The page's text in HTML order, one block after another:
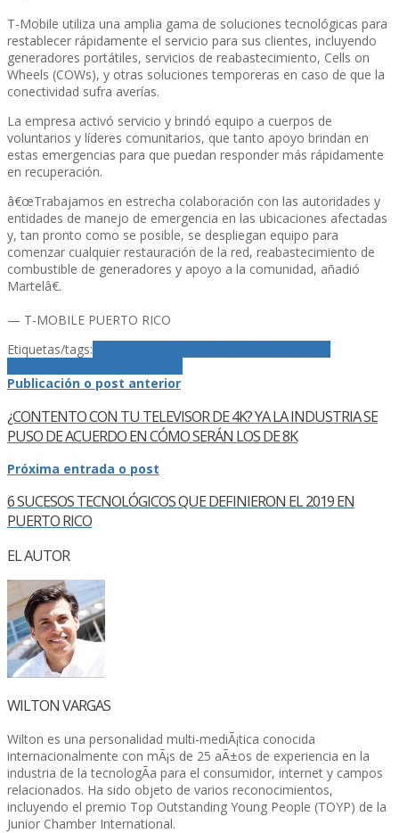
T-Mobile utiliza una amplia gama de soluciones tecnológicas para
restablecer rápidamente el servicio para sus clientes, incluyendo
generadores portátiles, servicios de reabastecimiento, Cells on
Wheels (COWs), y otras soluciones temporeras en caso de que la
conectividad sufra averí­as.
La empresa activó servicio y brindó equipo a cuerpos de
voluntarios y lí­deres comunitarios, que tanto apoyo brindan en
estas emergencias para que puedan responder más rápidamente
en recuperación.
â€œTrabajamos en estrecha colaboración con las autoridades y
entidades de manejo de emergencia en las ubicaciones afectadas
y, tan pronto como se posible, se despliegan equipo para
comenzar cualquier restauración de la red, reabastecimiento de
combustible de generadores y apoyo a la comunidad, añadió
Martelâ€.
— T-MOBILE PUERTO RICO
Etiquetas/tags:
Publicación o post anterior
¿CONTENTO CON TU TELEVISOR DE 4K? YA LA INDUSTRIA SE
PUSO DE ACUERDO EN CÓMO SERÁN LOS DE 8K
Próxima entrada o post
6 SUCESOS TECNOLÓGICOS QUE DEFINIERON EL 2019 EN
PUERTO RICO
EL AUTOR
WILTON VARGAS
Wilton es una personalidad multi-mediÃ¡tica conocida
internacionalmente con mÃ¡s de 25 aÃ±os de experiencia en la
industria de la tecnologÃ­a para el consumidor, internet y campos
relacionados. Ha sido objeto de varios reconocimientos,
incluyendo el premio Top Outstanding Young People (TOYP) de la
Junior Chamber International.